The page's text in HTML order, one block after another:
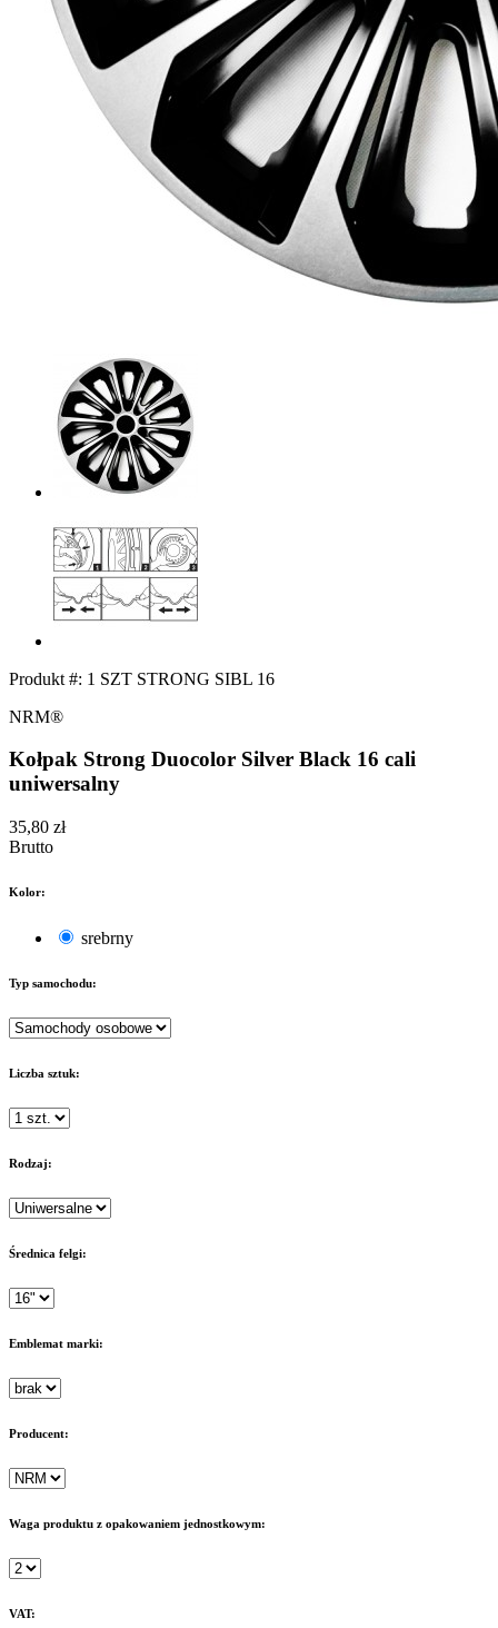
Produkt #: 1 SZT STRONG SIBL 16
NRM®
Kołpak Strong Duocolor Silver Black 16 cali
uniwersalny
35,80 zł
Brutto
Kolor:
srebrny
Typ samochodu:
Liczba sztuk:
Rodzaj:
Średnica felgi:
Emblemat marki:
Producent:
Waga produktu z opakowaniem jednostkowym:
VAT: